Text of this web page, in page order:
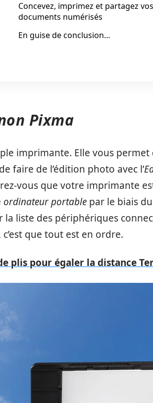
Concevez, imprimez et partagez vos
documents numérisés
En guise de conclusion…
Pixma
imprimante. Elle vous permet
faire de l’édition photo avec l’
vous que votre imprimante
ordinateur portable par le biais du
liste des périphériques
que tout est en ordre.
plis pour égaler la distance